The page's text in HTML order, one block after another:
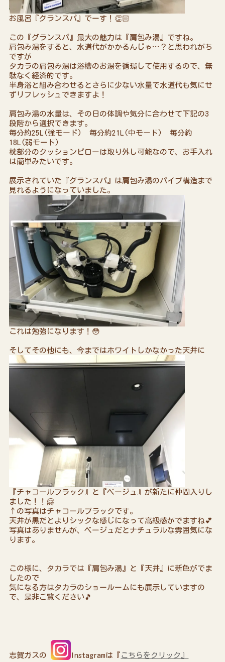
お風呂『グランスパ』でーす！👏🏻
この『グランスパ』最大の魅力は『肩包み湯』ですね。
肩包み湯をすると、水道代がかかるんじゃ…？と思われがち
ですが
タカラの肩包み湯は浴槽のお湯を循環して使用するので、無
駄なく経済的です。
半身浴と組み合わせるとさらに少ない水量で水道代も気にせ
ずリフレッシュできますよ！
肩包み湯の水量は、その日の体調や気分に合わせて下記の3
段階から選択できます。
毎分約25L(強モード) 毎分約21L(中モード) 毎分約
18L(弱モード)
枕部分のクッションピローは取り外し可能なので、お手入れ
は簡単みたいです。
展示されていた『グランスパ』は肩包み湯のパイプ構造まで
見れるようになっていました。
これは勉強になります！😳
そしてその他にも、今まではホワイトしかなかった天井に
『チャコールブラック』と『ベージュ』が新たに仲間入りし
ました！！🤗
↑の写真はチャコールブラックです。
天井が黒だとよりシックな感じになって高級感がでますね💕
写真はありませんが、ベージュだとナチュラルな雰囲気にな
ります。
この様に、タカラでは『肩包み湯』と『天井』に新色がでま
したので
気になる方はタカラのショールームにも展示していますの
で、是非ご覧ください🎵
志賀ガスの Instagramは『 こちらをクリック』